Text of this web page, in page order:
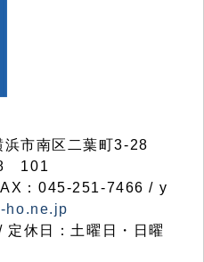
市南区二葉町3-28
8 101
：045-251-7466 / y
ho.ne.jp
休日：土曜日・日曜